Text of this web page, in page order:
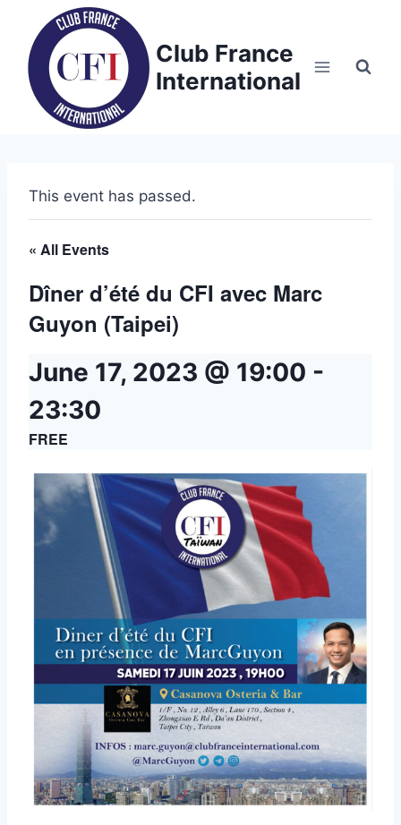
content
Club France
International
This event has passed.
« All Events
Dîner d’été du CFI avec Marc
Guyon (Taipei)
June 17, 2023 @ 19:00 -
23:30
FREE